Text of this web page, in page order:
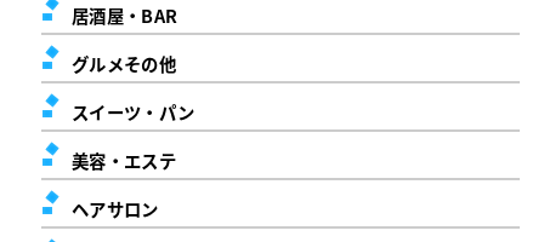
居酒屋・BAR
グルメその他
スイーツ・パン
美容・エステ
ヘアサロン